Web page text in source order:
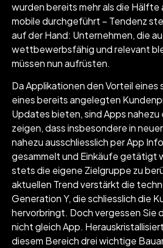
wurden bereits mehr als die Hälfte
mobile durchgeführt – Tendenz
auf der Hand: Unternehmen, die
wettbewerbsfähig und relevant
müssen nun aufrüsten.
Da Applikationen den Vorteil
eines bereits angelegten
Updates bieten, sind Apps nahezu
zeigen, dass insbesondere in
nahezu ausschliesslich per App
gesammelt und Einkäufe getätigt
stets die eigene Zielgruppe zu
aktuellen Trend verstärkt die
Generation Y, die schliesslich die
hervorbringt. Doch vergessen Sie
nicht gleich App.
diesem Bereich drei wichtige